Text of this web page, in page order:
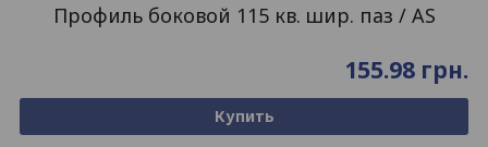
Профиль боковой 115 кв. шир. паз / AS
155.98 грн.
Купить